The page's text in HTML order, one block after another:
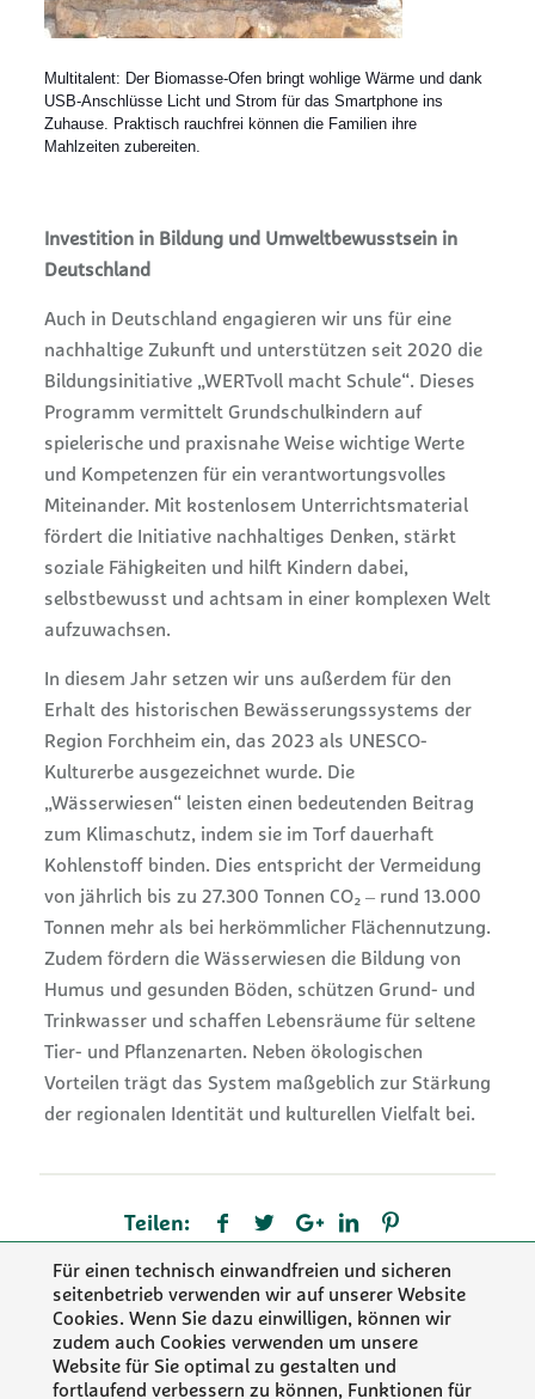
Multitalent: Der Biomasse-Ofen bringt wohlige Wärme und dank
USB-Anschlüsse Licht und Strom für das Smartphone ins
Zuhause. Praktisch rauchfrei können die Familien ihre
Mahlzeiten zubereiten.
Investition in Bildung und Umweltbewusstsein in
Deutschland
Auch in Deutschland engagieren wir uns für eine
nachhaltige Zukunft und unterstützen seit 2020 die
Bildungsinitiative „WERTvoll macht Schule“. Dieses
Programm vermittelt Grundschulkindern auf
spielerische und praxisnahe Weise wichtige Werte
und Kompetenzen für ein verantwortungsvolles
Miteinander. Mit kostenlosem Unterrichtsmaterial
fördert die Initiative nachhaltiges Denken, stärkt
soziale Fähigkeiten und hilft Kindern dabei,
selbstbewusst und achtsam in einer komplexen Welt
aufzuwachsen.
In diesem Jahr setzen wir uns außerdem für den
Erhalt des historischen Bewässerungssystems der
Region Forchheim ein, das 2023 als UNESCO-
Kulturerbe ausgezeichnet wurde. Die
„Wässerwiesen“ leisten einen bedeutenden Beitrag
zum Klimaschutz, indem sie im Torf dauerhaft
Kohlenstoff binden. Dies entspricht der Vermeidung
von jährlich bis zu 27.300 Tonnen CO₂ ‒ rund 13.000
Tonnen mehr als bei herkömmlicher Flächennutzung.
Zudem fördern die Wässerwiesen die Bildung von
Humus und gesunden Böden, schützen Grund- und
Trinkwasser und schaffen Lebensräume für seltene
Tier- und Pflanzenarten. Neben ökologischen
Vorteilen trägt das System maßgeblich zur Stärkung
der regionalen Identität und kulturellen Vielfalt bei.
Teilen:
IMPRESSUM
Für einen technisch einwandfreien und sicheren
seitenbetrieb verwenden wir auf unserer Website
Cookies. Wenn Sie dazu einwilligen, können wir
zudem auch Cookies verwenden um unsere
Website für Sie optimal zu gestalten und
fortlaufend verbessern zu können, Funktionen für